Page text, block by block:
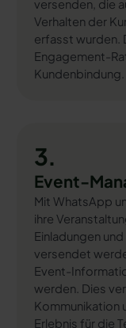
versenden, die
Verhalten der
erfasst wurden.
Engagement-
Kundenbindung.
3.
Event-
Mit WhatsApp
ihre
Einladungen
versendet
Event-
werden. Dies
Kommunikation
Erlebnis für die